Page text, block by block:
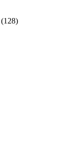
(128)